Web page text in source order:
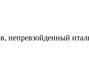
непревзойденный